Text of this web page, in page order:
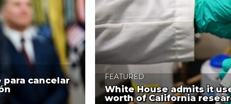
para cancelar
FEATURED
White House admits it
worth of California